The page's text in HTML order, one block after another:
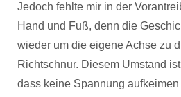
Jedoch fehlte mir in der
Hand und Fuß, denn die
wieder um die eigene Achse zu
Richtschnur. Diesem Umstand
dass keine Spannung